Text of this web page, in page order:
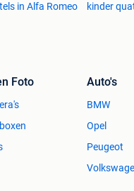
in Alfa Romeo
kinder
Foto Auto's
BMW
Opel
Peugeot